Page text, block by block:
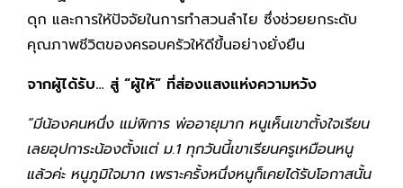
ดุก และการให้ปัจจัยในการทำสวนลำไย ซึ่งช่วยยกระดับ
คุณภาพชีวิตของครอบครัวให้ดีขึ้นอย่างยั่งยืน
จากผู้ได้รับ… สู่ “ผู้ให้” ที่ส่องแสงแห่งความหวัง
“มีน้องคนหนึ่ง แม่พิการ พ่ออายุมาก หนูเห็นเขาตั้งใจเรียน
เลยอุปการะน้องตั้งแต่ ม.1 ทุกวันนี้เขาเรียนครูเหมือนหนู
แล้วค่ะ หนูภูมิใจมาก เพราะครั้งหนึ่งหนูก็เคยได้รับโอกาสนั้น